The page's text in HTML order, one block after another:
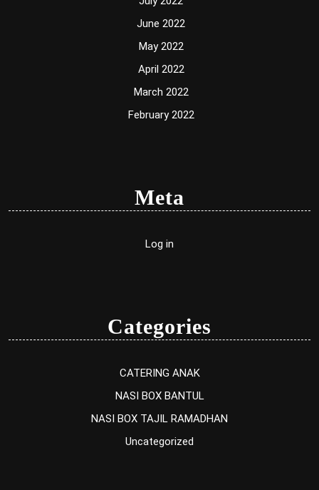
June 2022
May 2022
April 2022
March 2022
February 2022
Meta
Log in
Categories
CATERING ANAK
NASI BOX BANTUL
NASI BOX TAJIL RAMADHAN
Uncategorized